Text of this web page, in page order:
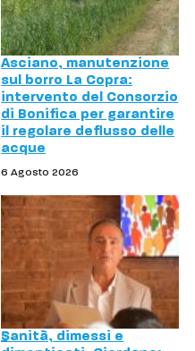
Asciano, manutenzione
sul borro La Copra:
intervento del Consorzio
di Bonifica per garantire
il regolare deflusso delle
acque
6 Agosto 2026
Sanità, dimessi e